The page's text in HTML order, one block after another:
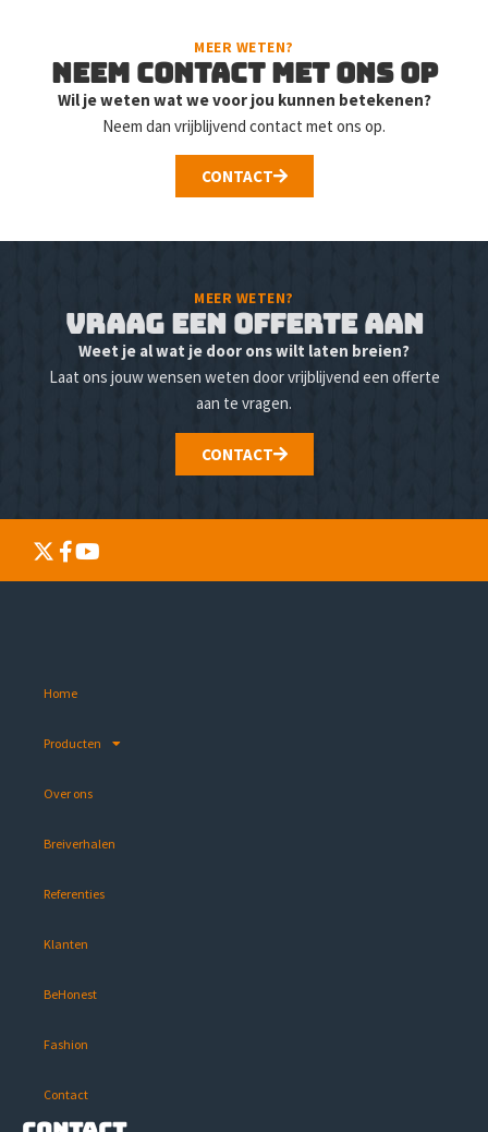
MEER WETEN?
Neem contact met ons op
Wil je weten wat we voor jou kunnen betekenen?
Neem dan vrijblijvend contact met ons op.
CONTACT
MEER WETEN?
Vraag een offerte aan
Weet je al wat je door ons wilt laten breien?
Laat ons jouw wensen weten door vrijblijvend een offerte
aan te vragen.
CONTACT
Home
Producten
Over ons
Breiverhalen
Referenties
Klanten
BeHonest
Fashion
Contact